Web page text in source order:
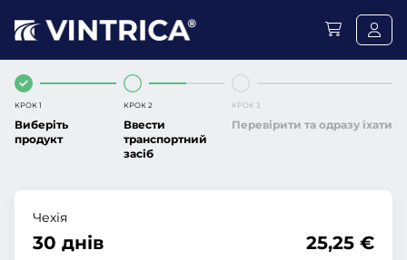
КРОК 1
Виберіть
продукт
КРОК 2
Ввести
транспортний
засіб
КРОК 3
Перевірити та одразу їхати
Чехія
30 днів 25,25 €